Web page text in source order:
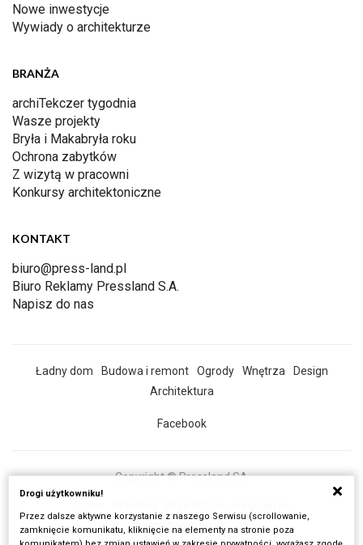
Nowe inwestycje
Wywiady o architekturze
BRANŻA
archiTekczer tygodnia
Wasze projekty
Bryła i Makabryła roku
Ochrona zabytków
Z wizytą w pracowni
Konkursy architektoniczne
KONTAKT
biuro@press-land.pl
Biuro Reklamy Pressland S.A.
Napisz do nas
Ładny dom Budowa i remont Ogrody Wnętrza
Design
Architektura
Facebook
Copyright © Pressland SA
Wszystkie artykuły
Drogi użytkowniku!
Przez dalsze aktywne korzystanie z naszego Serwisu (scrollowanie,
zamknięcie komunikatu, kliknięcie na elementy na stronie poza